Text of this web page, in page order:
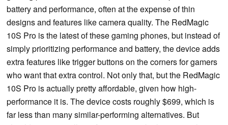
battery and performance, often at the expense of thin
designs and features like camera quality. The RedMagic
10S Pro is the latest of these gaming phones, but instead of
simply prioritizing performance and battery, the device adds
extra features like trigger buttons on the corners for gamers
who want that extra control. Not only that, but the RedMagic
10S Pro is actually pretty affordable, given how high-
performance it is. The device costs roughly $699, which is
far less than many similar-performing alternatives. But